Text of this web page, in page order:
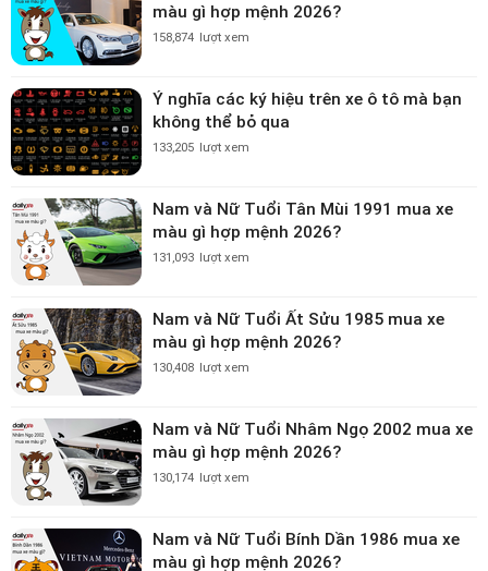
màu gì hợp mệnh 2026?
158,874 lượt xem
Ý nghĩa các ký hiệu trên xe ô tô mà bạn
không thể bỏ qua
133,205 lượt xem
Nam và Nữ Tuổi Tân Mùi 1991 mua xe
màu gì hợp mệnh 2026?
131,093 lượt xem
Nam và Nữ Tuổi Ất Sửu 1985 mua xe
màu gì hợp mệnh 2026?
130,408 lượt xem
Nam và Nữ Tuổi Nhâm Ngọ 2002 mua xe
màu gì hợp mệnh 2026?
130,174 lượt xem
Nam và Nữ Tuổi Bính Dần 1986 mua xe
màu gì hợp mệnh 2026?